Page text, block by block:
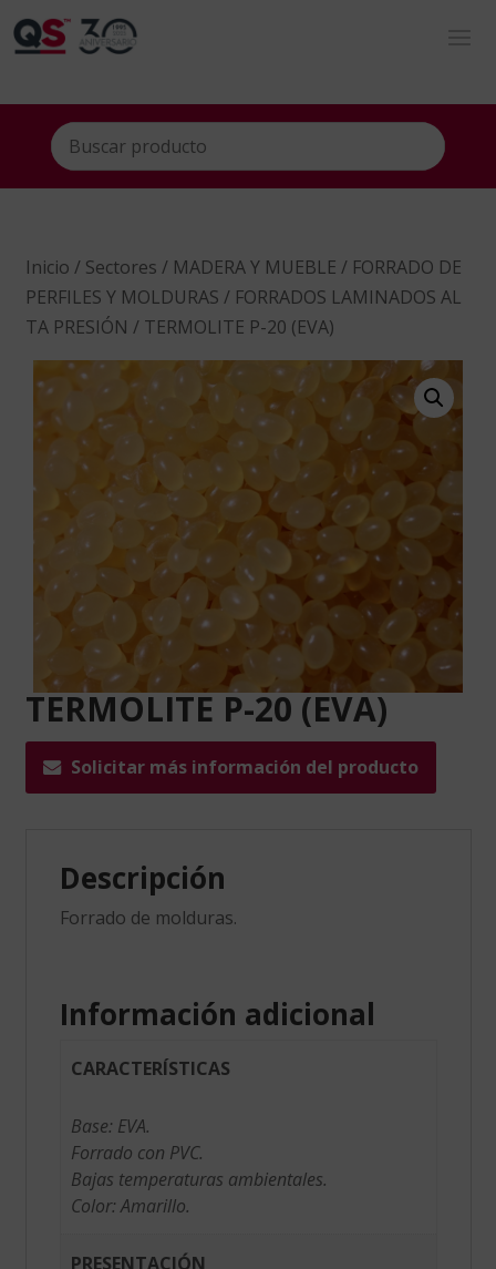
Inicio / Sectores / MADERA Y MUEBLE / FORRADO DE
PERFILES Y MOLDURAS / FORRADOS LAMINADOS AL
TA PRESIÓN / TERMOLITE P-20 (EVA)
TERMOLITE P-20 (EVA)
Solicitar más información del producto
Descripción
Forrado de molduras.
Información adicional
CARACTERÍSTICAS
Base: EVA.
Forrado con PVC.
Bajas temperaturas ambientales.
Color: Amarillo.
PRESENTACIÓN